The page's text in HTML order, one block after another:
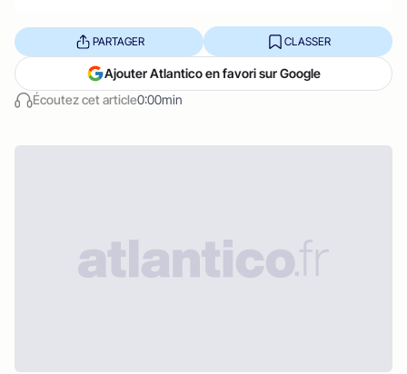
Écoutez cet article0:00min
PARTAGER CLASSER
Ajouter Atlantico en favori sur Google